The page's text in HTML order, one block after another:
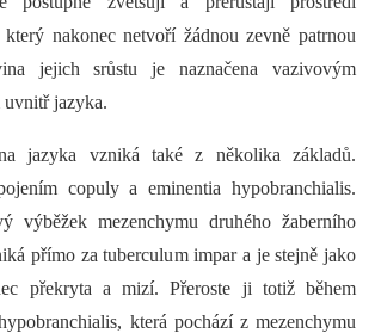
nakonec netvoří žádnou zevně patrnou
jejich srůstu je naznačena vazivovým
uvnitř jazyka.
jazyka vzniká také z několika základů.
copuly a eminentia hypobranchialis.
výběžek mezenchymu druhého žaberního
přímo za tuberculum impar a je stejně jako
překryta a mizí. Přeroste ji totiž během
která pochází z mezenchymu